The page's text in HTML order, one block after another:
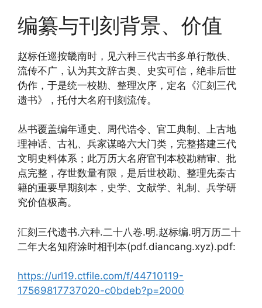
编纂与刊刻背景、价值
赵标任巡按畿南时，见六种三代古书多单行散佚、
流传不广，认为其文辞古奥、史实可信，绝非后世
伪作，于是统一校勘、整理次序，定名《汇刻三代
遗书》，托付大名府刊刻流传。
丛书覆盖编年通史、周代诰令、官工典制、上古地
理神话、古礼、兵家谋略六大门类，完整搭建三代
文明史料体系；此万历大名府官刊本校勘精审、批
点完整，存世数量有限，是后世校勘、整理先秦古
籍的重要早期刻本，史学、文献学、礼制、兵学研
究价值极高。
汇刻三代遗书.六种.二十八卷.明.赵标编.明万历二十
二年大名知府涂时相刊本(pdf.diancang.xyz).pdf:
https://url19.ctfile.com/f/44710119-
17569817737020-c0bdeb?p=2000